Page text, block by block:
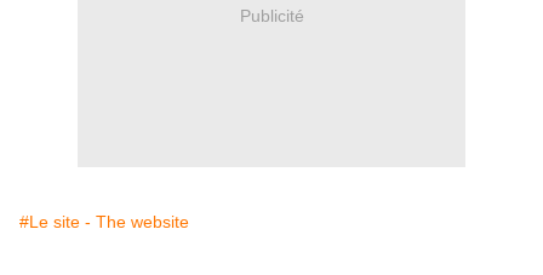
Publicité
#Le site - The website